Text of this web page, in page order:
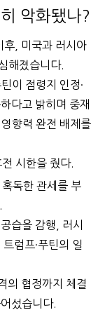
악화됐나?
, 미국과 러시아
해졌습니다.
이 점령지 인정·
다고 밝히며 중재
향력 완전 배제를
시한을 줬다.
독한 관세를 부
습을 감행, 러시
럼프·푸틴의 일
의 협정까지 체결
섰습니다.